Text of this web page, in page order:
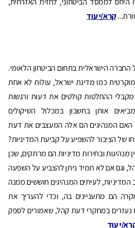
קרא/י עוד
הישראלית בתחום הביטחון הלאומי.
כמו מדינת ישראל, עולות לא אחת
ההחלטות קולטים את דעות ורגשות
אותן בחשבון במכלול השיקולים
האם המנהיגים הם אלה המעצבים את דעת
של הציבור להשפיע על קביעת המדיניות?
מנהיגות ובחירות מדיניות הם מרתקים, שכן
וגם אם לא תמיד ניתן להצביע על השפעה
לעיתים המנהיגים חוששים ממנה
הם מתעניינים בה, וכדי להעריך את
נעזרים במחקרי דעת קהל, שאמורים לספק
י עוד